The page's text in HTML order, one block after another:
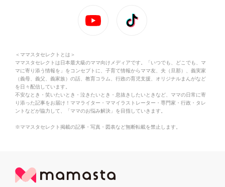
＜ママスタセレクトとは＞
ママスタセレクトは日本最大級のママ向けメディアです。「いつでも、どこでも、マ
マに寄り添う情報を」をコンセプトに、子育て情報からママ友、夫（旦那）、義実家
（義母、義父、義家族）の話、教育コラム、行政の育児支援、オリジナルまんがなど
を日々配信しています。
不安なとき・笑いたいとき・泣きたいとき・息抜きしたいときなど、ママの日常に寄
り添った記事をお届け！ママライター・ママイラストレーター・専門家・行政・タレ
ントなどが協力して、「ママのお悩み解決」を目指していきます。
※ママスタセレクト掲載の記事・写真・図表など無断転載を禁止します。